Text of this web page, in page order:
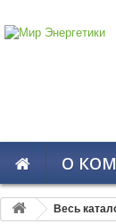
О
Весь